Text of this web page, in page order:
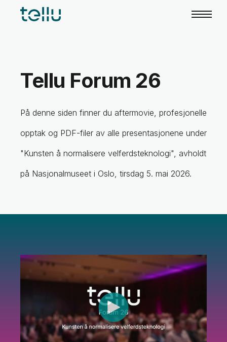
Tellu Forum 26
På denne siden finner du aftermovie, profesjonelle
opptak og PDF-filer av alle presentasjonene under
"Kunsten å normalisere velferdsteknologi", avholdt
på Nasjonalmuseet i Oslo, tirsdag 5. mai 2026.